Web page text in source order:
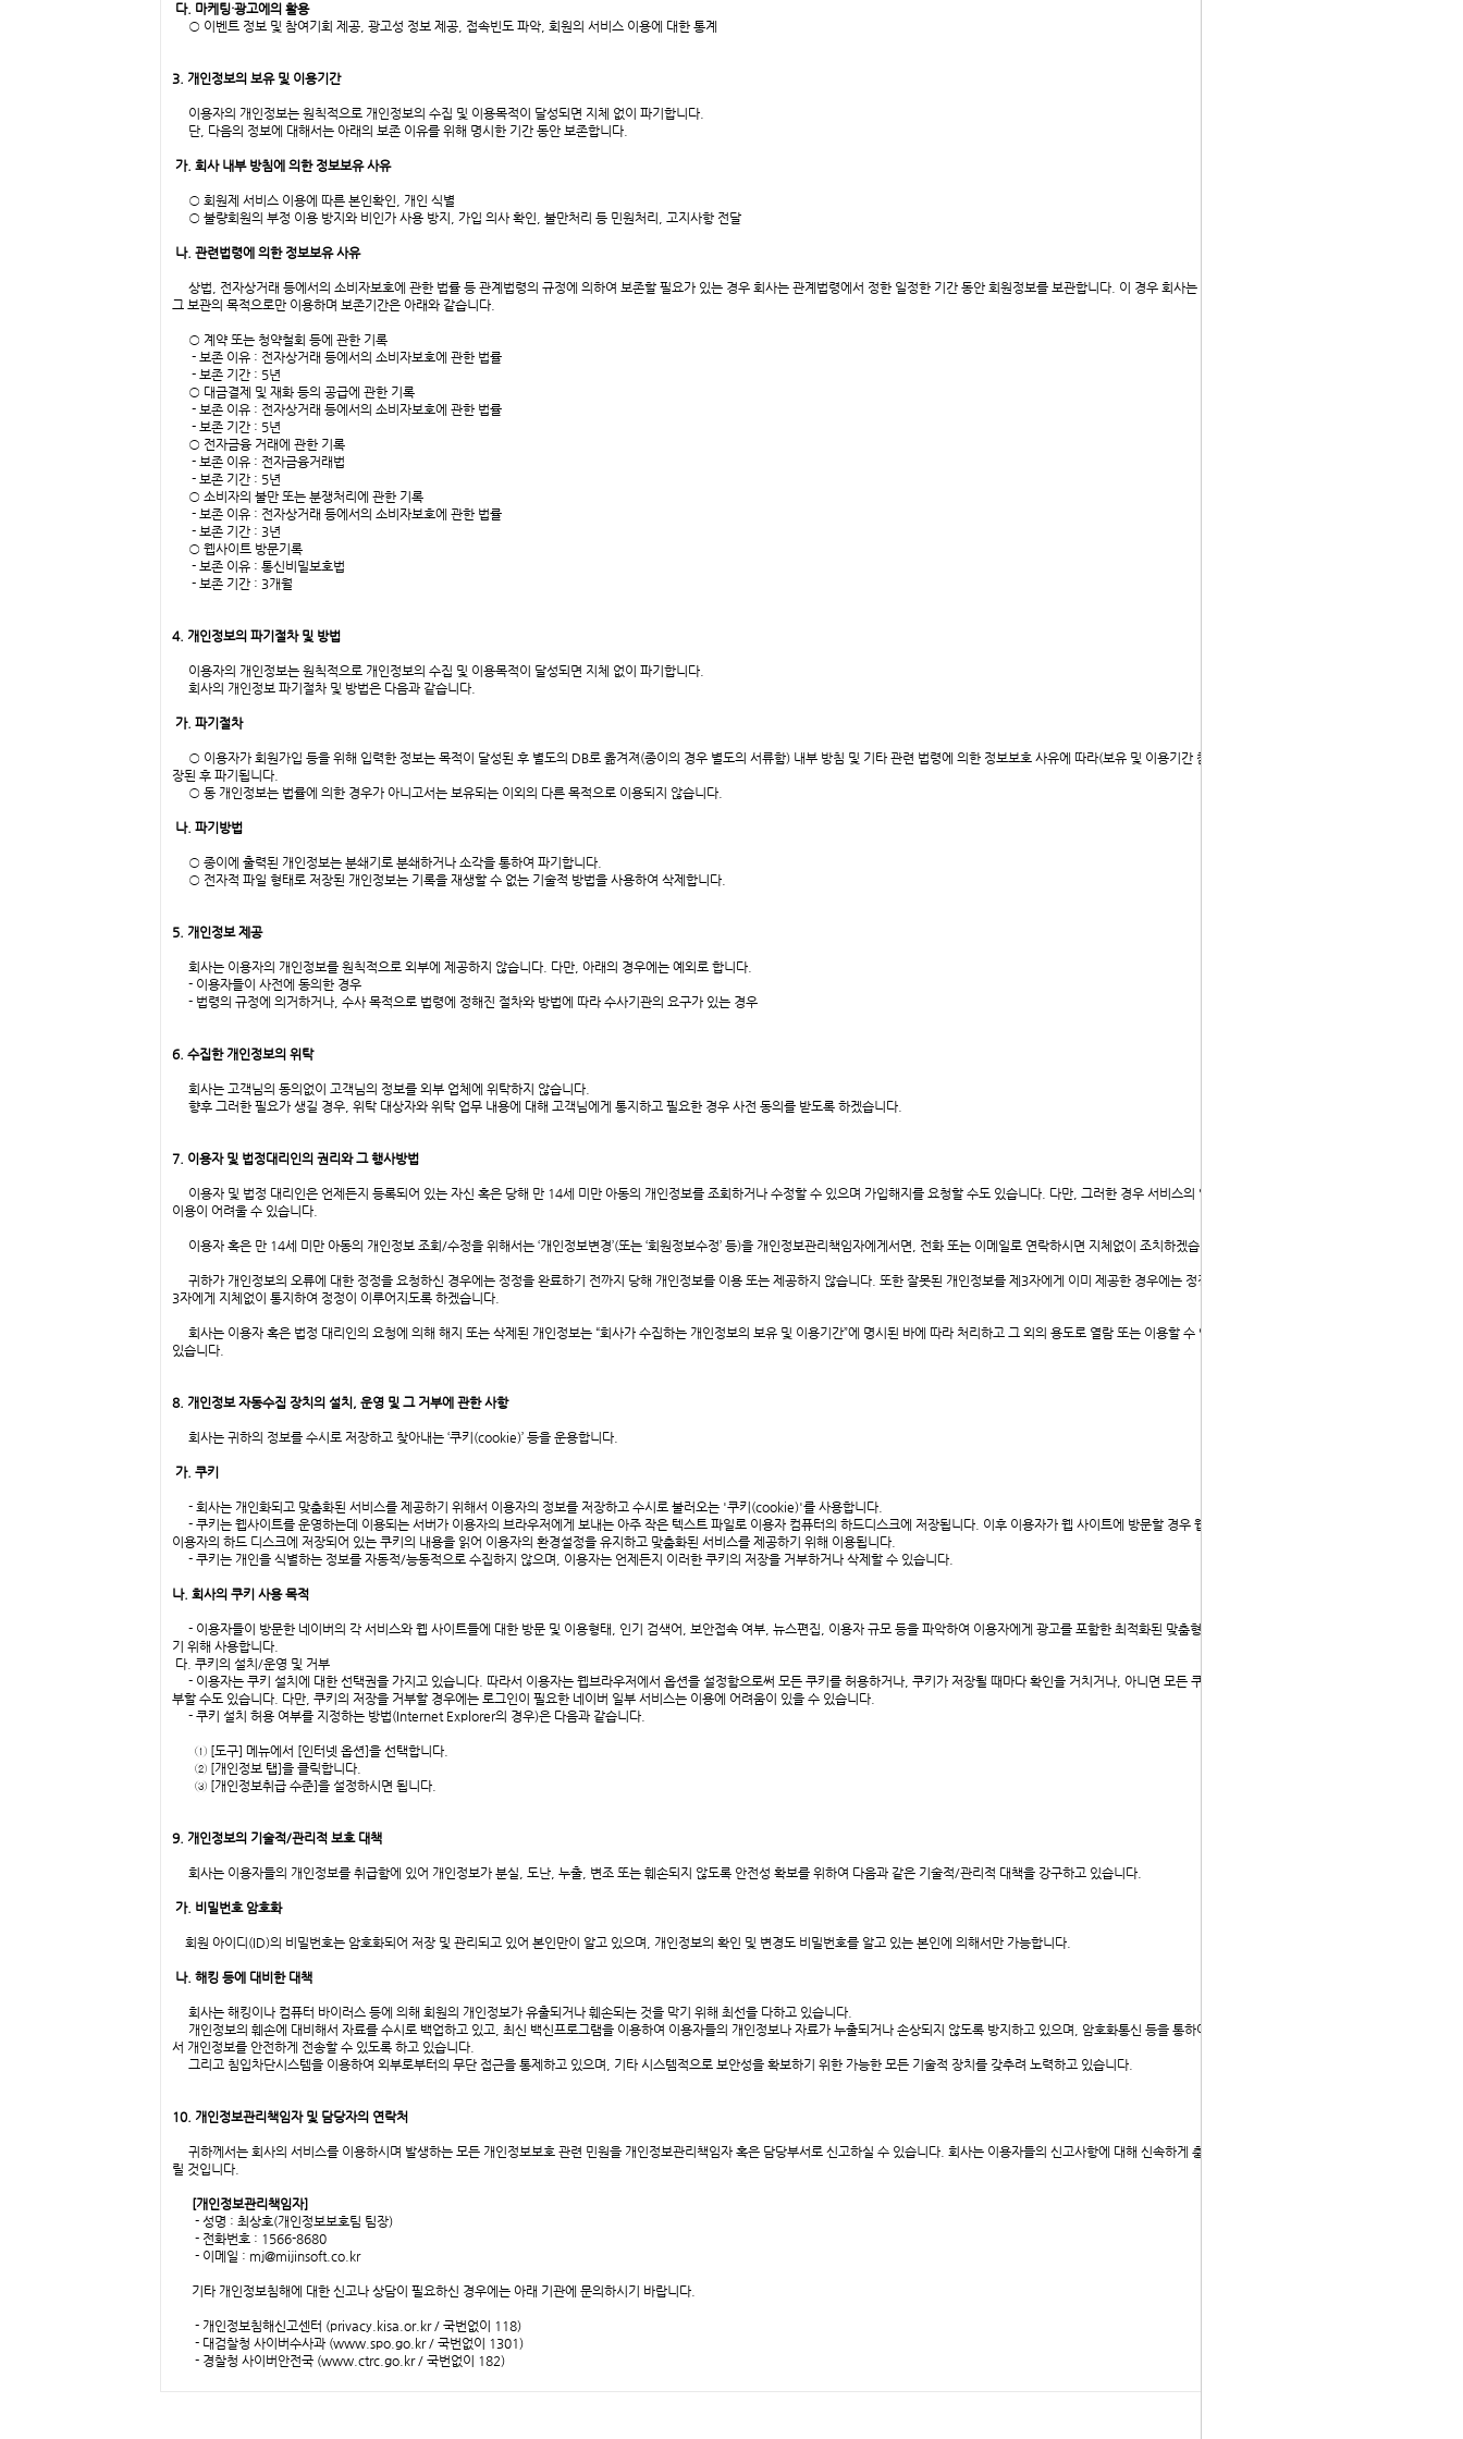
다. 마케팅·광고에의 활용
○ 이벤트 정보 및 참여기회 제공, 광고성 정보 제공, 접속빈도 파악, 회원의 서비스 이용에 대한 통계
3. 개인정보의 보유 및 이용기간
이용자의 개인정보는 원칙적으로 개인정보의 수집 및 이용목적이 달성되면 지체 없이 파기합니다.
단, 다음의 정보에 대해서는 아래의 보존 이유를 위해 명시한 기간 동안 보존합니다.
가. 회사 내부 방침에 의한 정보보유 사유
○ 회원제 서비스 이용에 따른 본인확인, 개인 식별
○ 불량회원의 부정 이용 방지와 비인가 사용 방지, 가입 의사 확인, 불만처리 등 민원처리, 고지사항 전달
나. 관련법령에 의한 정보보유 사유
상법, 전자상거래 등에서의 소비자보호에 관한 법률 등 관계법령의 규정에 의하여 보존할 필요가 있는 경우 회사는 관계법령에서 정한 일정한 기간 동안 회원정보를 보관합니다. 이 경우 회사는 보관하는 정보를
그 보관의 목적으로만 이용하며 보존기간은 아래와 같습니다.
○ 계약 또는 청약철회 등에 관한 기록
- 보존 이유 : 전자상거래 등에서의 소비자보호에 관한 법률
- 보존 기간 : 5년
○ 대금결제 및 재화 등의 공급에 관한 기록
- 보존 이유 : 전자상거래 등에서의 소비자보호에 관한 법률
- 보존 기간 : 5년
○ 전자금융 거래에 관한 기록
- 보존 이유 : 전자금융거래법
- 보존 기간 : 5년
○ 소비자의 불만 또는 분쟁처리에 관한 기록
- 보존 이유 : 전자상거래 등에서의 소비자보호에 관한 법률
- 보존 기간 : 3년
○ 웹사이트 방문기록
- 보존 이유 : 통신비밀보호법
- 보존 기간 : 3개월
4. 개인정보의 파기절차 및 방법
이용자의 개인정보는 원칙적으로 개인정보의 수집 및 이용목적이 달성되면 지체 없이 파기합니다.
회사의 개인정보 파기절차 및 방법은 다음과 같습니다.
가. 파기절차
○ 이용자가 회원가입 등을 위해 입력한 정보는 목적이 달성된 후 별도의 DB로 옮겨져(종이의 경우 별도의 서류함) 내부 방침 및 기타 관련 법령에 의한 정보보호 사유에 따라(보유 및 이용기간 참조)일정 기간 저
장된 후 파기됩니다.
○ 동 개인정보는 법률에 의한 경우가 아니고서는 보유되는 이외의 다른 목적으로 이용되지 않습니다.
나. 파기방법
○ 종이에 출력된 개인정보는 분쇄기로 분쇄하거나 소각을 통하여 파기합니다.
○ 전자적 파일 형태로 저장된 개인정보는 기록을 재생할 수 없는 기술적 방법을 사용하여 삭제합니다.
5. 개인정보 제공
회사는 이용자의 개인정보를 원칙적으로 외부에 제공하지 않습니다. 다만, 아래의 경우에는 예외로 합니다.
- 이용자들이 사전에 동의한 경우
- 법령의 규정에 의거하거나, 수사 목적으로 법령에 정해진 절차와 방법에 따라 수사기관의 요구가 있는 경우
6. 수집한 개인정보의 위탁
회사는 고객님의 동의없이 고객님의 정보를 외부 업체에 위탁하지 않습니다.
향후 그러한 필요가 생길 경우, 위탁 대상자와 위탁 업무 내용에 대해 고객님에게 통지하고 필요한 경우 사전 동의를 받도록 하겠습니다.
7. 이용자 및 법정대리인의 권리와 그 행사방법
이용자 및 법정 대리인은 언제든지 등록되어 있는 자신 혹은 당해 만 14세 미만 아동의 개인정보를 조회하거나 수정할 수 있으며 가입해지를 요청할 수도 있습니다. 다만, 그러한 경우 서비스의 일부 또는 전부
이용이 어려울 수 있습니다.
이용자 혹은 만 14세 미만 아동의 개인정보 조회/수정을 위해서는 ‘개인정보변경’(또는 ‘회원정보수정’ 등)을 개인정보관리책임자에게서면, 전화 또는 이메일로 연락하시면 지체없이 조치하겠습니다.
귀하가 개인정보의 오류에 대한 정정을 요청하신 경우에는 정정을 완료하기 전까지 당해 개인정보를 이용 또는 제공하지 않습니다. 또한 잘못된 개인정보를 제3자에게 이미 제공한 경우에는 정정 처리결과를 제
3자에게 지체없이 통지하여 정정이 이루어지도록 하겠습니다.
회사는 이용자 혹은 법정 대리인의 요청에 의해 해지 또는 삭제된 개인정보는 “회사가 수집하는 개인정보의 보유 및 이용기간”에 명시된 바에 따라 처리하고 그 외의 용도로 열람 또는 이용할 수 없도록 처리하고
있습니다.
8. 개인정보 자동수집 장치의 설치, 운영 및 그 거부에 관한 사항
회사는 귀하의 정보를 수시로 저장하고 찾아내는 ‘쿠키(cookie)’ 등을 운용합니다.
가. 쿠키
- 회사는 개인화되고 맞춤화된 서비스를 제공하기 위해서 이용자의 정보를 저장하고 수시로 불러오는 '쿠키(cookie)'를 사용합니다.
- 쿠키는 웹사이트를 운영하는데 이용되는 서버가 이용자의 브라우저에게 보내는 아주 작은 텍스트 파일로 이용자 컴퓨터의 하드디스크에 저장됩니다. 이후 이용자가 웹 사이트에 방문할 경우 웹 사이트 서버는
이용자의 하드 디스크에 저장되어 있는 쿠키의 내용을 읽어 이용자의 환경설정을 유지하고 맞춤화된 서비스를 제공하기 위해 이용됩니다.
- 쿠키는 개인을 식별하는 정보를 자동적/능동적으로 수집하지 않으며, 이용자는 언제든지 이러한 쿠키의 저장을 거부하거나 삭제할 수 있습니다.
나. 회사의 쿠키 사용 목적
- 이용자들이 방문한 네이버의 각 서비스와 웹 사이트들에 대한 방문 및 이용형태, 인기 검색어, 보안접속 여부, 뉴스편집, 이용자 규모 등을 파악하여 이용자에게 광고를 포함한 최적화된 맞춤형 정보를 제공하
기 위해 사용합니다.
다. 쿠키의 설치/운영 및 거부
- 이용자는 쿠키 설치에 대한 선택권을 가지고 있습니다. 따라서 이용자는 웹브라우저에서 옵션을 설정함으로써 모든 쿠키를 허용하거나, 쿠키가 저장될 때마다 확인을 거치거나, 아니면 모든 쿠키의 저장을 거
부할 수도 있습니다. 다만, 쿠키의 저장을 거부할 경우에는 로그인이 필요한 네이버 일부 서비스는 이용에 어려움이 있을 수 있습니다.
- 쿠키 설치 허용 여부를 지정하는 방법(Internet Explorer의 경우)은 다음과 같습니다.
① [도구] 메뉴에서 [인터넷 옵션]을 선택합니다.
② [개인정보 탭]을 클릭합니다.
③ [개인정보취급 수준]을 설정하시면 됩니다.
9. 개인정보의 기술적/관리적 보호 대책
회사는 이용자들의 개인정보를 취급함에 있어 개인정보가 분실, 도난, 누출, 변조 또는 훼손되지 않도록 안전성 확보를 위하여 다음과 같은 기술적/관리적 대책을 강구하고 있습니다.
가. 비밀번호 암호화
회원 아이디(ID)의 비밀번호는 암호화되어 저장 및 관리되고 있어 본인만이 알고 있으며, 개인정보의 확인 및 변경도 비밀번호를 알고 있는 본인에 의해서만 가능합니다.
나. 해킹 등에 대비한 대책
회사는 해킹이나 컴퓨터 바이러스 등에 의해 회원의 개인정보가 유출되거나 훼손되는 것을 막기 위해 최선을 다하고 있습니다.
개인정보의 훼손에 대비해서 자료를 수시로 백업하고 있고, 최신 백신프로그램을 이용하여 이용자들의 개인정보나 자료가 누출되거나 손상되지 않도록 방지하고 있으며, 암호화통신 등을 통하여 네트워크상에
서 개인정보를 안전하게 전송할 수 있도록 하고 있습니다.
그리고 침입차단시스템을 이용하여 외부로부터의 무단 접근을 통제하고 있으며, 기타 시스템적으로 보안성을 확보하기 위한 가능한 모든 기술적 장치를 갖추려 노력하고 있습니다.
10. 개인정보관리책임자 및 담당자의 연락처
귀하께서는 회사의 서비스를 이용하시며 발생하는 모든 개인정보보호 관련 민원을 개인정보관리책임자 혹은 담당부서로 신고하실 수 있습니다. 회사는 이용자들의 신고사항에 대해 신속하게 충분한 답변을 드
릴 것입니다.
[개인정보관리책임자]
- 성명 : 최상호(개인정보보호팀 팀장)
- 전화번호 : 1566-8680
- 이메일 : mj@mijinsoft.co.kr
기타 개인정보침해에 대한 신고나 상담이 필요하신 경우에는 아래 기관에 문의하시기 바랍니다.
- 개인정보침해신고센터 (privacy.kisa.or.kr / 국번없이 118)
- 대검찰청 사이버수사과 (www.spo.go.kr/ 국번없이 1301)
- 경찰청 사이버안전국 (www.ctrc.go.kr/ 국번없이 182)